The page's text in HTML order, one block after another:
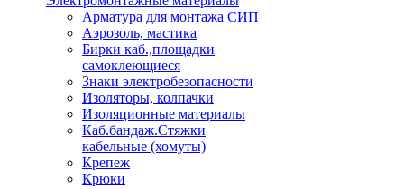
Арматура для монтажа СИП
Аэрозоль, мастика
Бирки каб.,площадки
самоклеющиеся
Знаки электробезопасности
Изоляторы, колпачки
Изоляционные материалы
Каб.бандаж.Стяжки
кабельные (хомуты)
Крепеж
Крюки